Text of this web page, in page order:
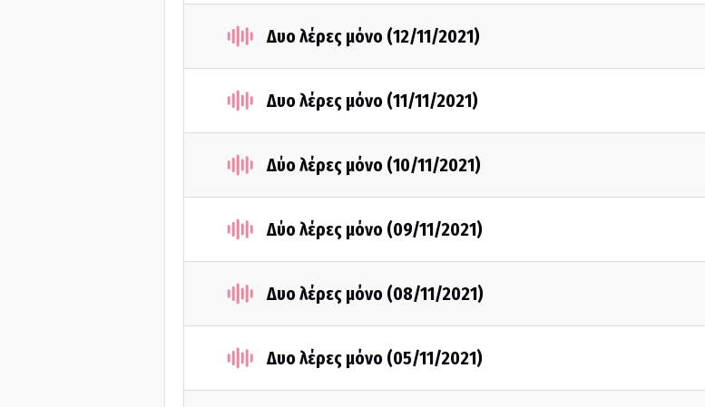
Δυο λέρες μόνο (12/11/2021)
Δυο λέρες μόνο (11/11/2021)
Δύο λέρες μόνο (10/11/2021)
Δύο λέρες μόνο (09/11/2021)
Δυο λέρες μόνο (08/11/2021)
Δυο λέρες μόνο (05/11/2021)